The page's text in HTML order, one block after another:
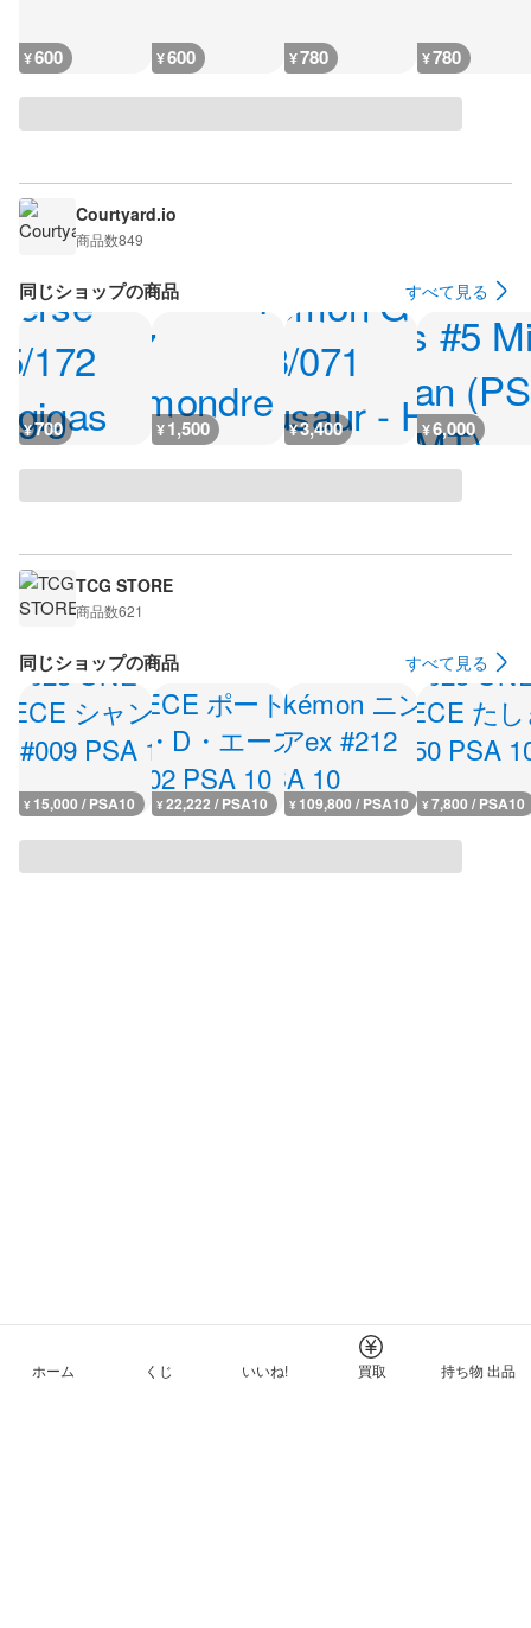
¥600 ¥600 ¥780 ¥780
Courtyard.io
商品数849
同じショップの商品 すべて見る
¥700 ¥1,500 ¥3,400 ¥6,000
TCG STORE
商品数621
同じショップの商品 すべて見る
¥ 15,000 / PSA10 ¥22,222 / PSA10 ¥ 109,800 / PSA10 ¥7,800 / PSA10
ホーム くじ いいね! 買取 持ち物 出品